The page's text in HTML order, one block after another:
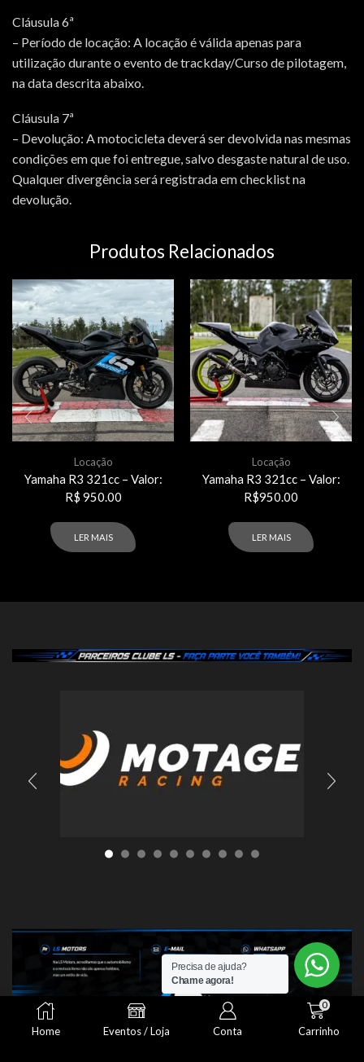
Cláusula 6ª
– Período de locação: A locação é válida apenas para
utilização durante o evento de trackday/Curso de pilotagem,
na data descrita abaixo.
Cláusula 7ª
– Devolução: A motocicleta deverá ser devolvida nas mesmas
condições em que foi entregue, salvo desgaste natural de uso.
Qualquer divergência será registrada em checklist na
devolução.
Produtos Relacionados
Locação
Yamaha R3 321cc – Valor:
R$ 950.00
LER MAIS
Locação
Yamaha R3 321cc – Valor:
R$950.00
LER MAIS
Home Eventos / Loja Conta
0
Carrinho
Precisa de ajuda?
Chame agora!